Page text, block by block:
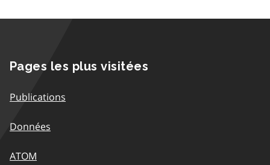
Pages les plus visitées
Publications
Données
ATOM